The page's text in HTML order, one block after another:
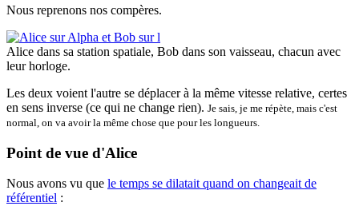
Nous reprenons nos compères.
Alice dans sa station spatiale, Bob dans son vaisseau, chacun avec
leur horloge.
Les deux voient l'autre se déplacer à la même vitesse relative, certes
en sens inverse (ce qui ne change rien). Je sais, je me répète, mais c'est
normal, on va avoir la même chose que pour les longueurs.
Point de vue d'Alice
Nous avons vu que le temps se dilatait quand on changeait de
référentiel :